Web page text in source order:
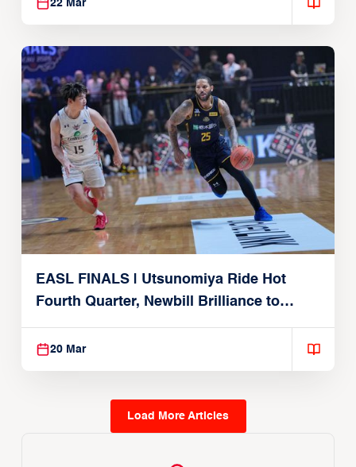
22 Mar
EASL FINALS | Utsunomiya Ride Hot
Fourth Quarter, Newbill Brilliance to
Reach EASL Championship Game
20 Mar
Load More Articles